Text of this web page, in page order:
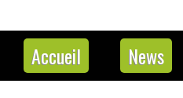
Accueil News